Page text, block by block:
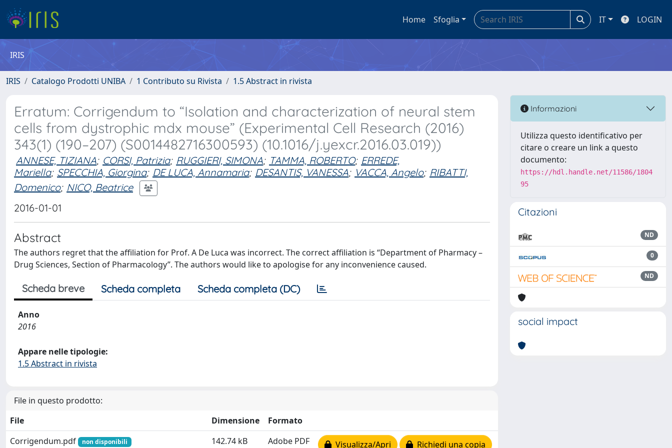
Home Sfoglia IT LOGIN
IRIS
IRIS Catalogo Prodotti UNIBA 1 Contributo su Rivista 1.5 Abstract in rivista
Erratum: Corrigendum to “Isolation and characterization of neural stem
cells from dystrophic mdx mouse” (Experimental Cell Research (2016)
343(1) (190–207) (S0014482716300593) (10.1016/j.yexcr.2016.03.019))
ANNESE, TIZIANA; CORSI, Patrizia; RUGGIERI, SIMONA; TAMMA, ROBERTO; ERREDE,
Mariella; SPECCHIA, Giorgina; DE LUCA, Annamaria; DESANTIS, VANESSA; VACCA, Angelo; RIBATTI,
Domenico; NICO, Beatrice
2016-01-01
Abstract
The authors regret that the affiliation for Prof. A De Luca was incorrect. The correct affiliation is “Department of Pharmacy –
Drug Sciences, Section of Pharmacology”. The authors would like to apologise for any inconvenience caused.
Scheda breve Scheda completa Scheda completa (DC)
Anno
2016
Appare nelle tipologie:
1.5 Abstract in rivista
File in questo prodotto:
File
Dimensione
Formato
Corrigendum.pdf
non disponibili 142.74 kB Adobe PDF Visualizza/Apri Richiedi una copia
Informazioni
Utilizza questo identificativo per
citare o creare un link a questo
documento:
https://hdl.handle.net/11586/1804
95
Citazioni
ND
0
ND
social impact